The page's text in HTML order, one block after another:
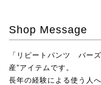
Shop Message
「リピートパンツ バー
産”アイテムです。
長年の経験による使う人